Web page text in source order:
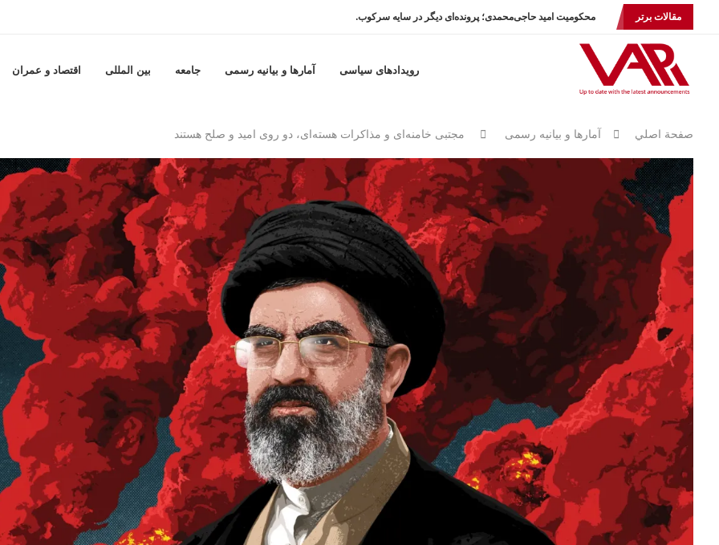
مقالات برتر محکومیت امید حاجی‌محمدی؛ پرونده‌ای دیگر در سایه سرکوب...
رویدادهای سیاسی آمارها و بيانيه رسمى جامعه بين المللى اقتصاد و عمران
صفحة اصلي آمارها و بيانيه رسمى مجتبی خامنه‌ای و مذاکرات هسته‌ای، دو روی امید و صلح هستند